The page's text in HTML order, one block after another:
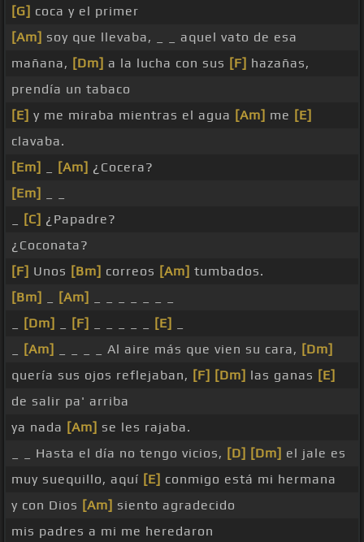
[G] coca y el primer
[Am] soy que llevaba, _ _ aquel vato de esa
mañana, [Dm] a la lucha con sus [F] hazañas,
prendía un tabaco
[E] y me miraba mientras el agua [Am] me [E]
clavaba.
[Em]
[Am] ¿Cocera?
[Em]
[C] ¿Papadre?
¿Coconata?
[F] Unos [Bm] correos [Am] tumbados.
[Bm]
[Am]
[Dm] [F] [E]
[Am] _ _ _ _ Al aire más que vien su cara, [Dm]
quería sus ojos reflejaban, [F] [Dm] las ganas [E]
de salir pa' arriba
ya nada [Am] se les rajaba.
_ _ Hasta el día no tengo vicios, [D] [Dm] el jale es
muy suequillo, aquí [E] conmigo está mi hermana
y con Dios [Am] siento agradecido
mis padres a mi me heredaron